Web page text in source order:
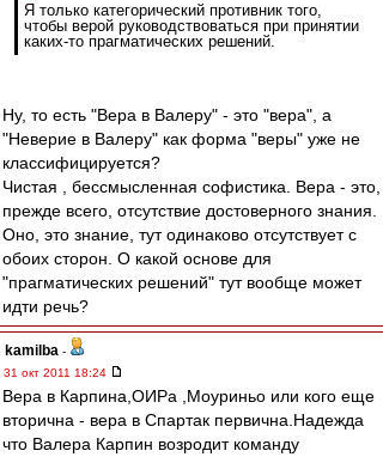
Я только категорический противник того,
чтобы верой руководствоваться при принятии
каких-то прагматических решений.
Ну, то есть "Вера в Валеру" - это "вера", а
"Неверие в Валеру" как форма "веры" уже не
классифицируется?
Чистая , бессмысленная софистика. Вера - это,
прежде всего, отсутствие достоверного знания.
Оно, это знание, тут одинаково отсутствует с
обоих сторон. О какой основе для
"прагматических решений" тут вообще может
идти речь?
kamilba -
31 окт 2011 18:24
Вера в Карпина,ОИРа ,Моуриньо или кого еще
вторична - вера в Спартак первична.Надежда
что Валера Карпин возродит команду